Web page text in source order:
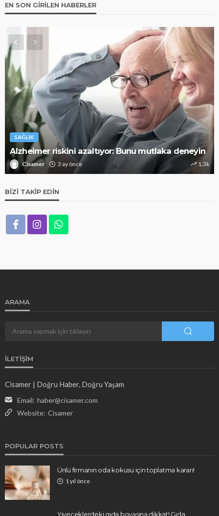
EN SON GIRILEN HABERLER
SAĞLIK
Alzheimer riskini azaltıyor: Bunu mutlaka deneyin
Cisamer 3 ay önce 1.3k
BIZI TAKIP EDIN
ARAMA
İLETIŞIM
Cisamer | Doğru Haber, Doğru Yaşam
Email: haber@cisamer.com
Website: Cisamer
POPULAR POSTS
Ünlü firmanın oda kokusu için toplatma kararı!
1 yıl önce
Yiyeceklerdeki gıda boyasına dikkat! Gıda